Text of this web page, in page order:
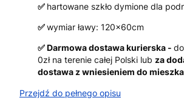
✅ hartowane szkło dymione dla
✅wymiar ławy: 120x60cm
✅ Darmowa dostawa kurierska -
0zł na terenie całej Polski lub za
dostawa z wniesieniem do
Przejdź do pełnego opisu